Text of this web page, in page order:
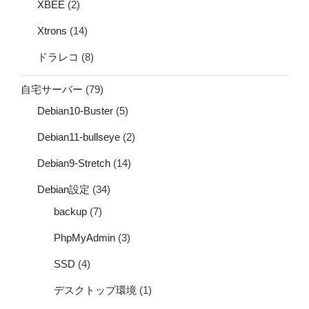
XBEE (2)
Xtrons (14)
ドラレコ (8)
自宅サーバー (79)
Debian10-Buster (5)
Debian11-bullseye (2)
Debian9-Stretch (14)
Debian設定 (34)
backup (7)
PhpMyAdmin (3)
SSD (4)
デスクトップ環境 (1)